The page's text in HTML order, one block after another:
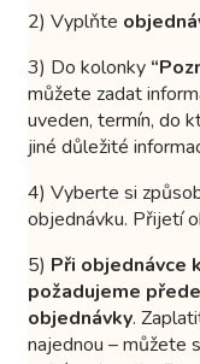
2) Vyplňte
3) Do kolonky
můžete zadat
uveden, termín, do
jiné důležité
4) Vyberte si
objednávku. Přijetí
5) Při objednávce
požadujeme
objednávky.
najednou – můžete